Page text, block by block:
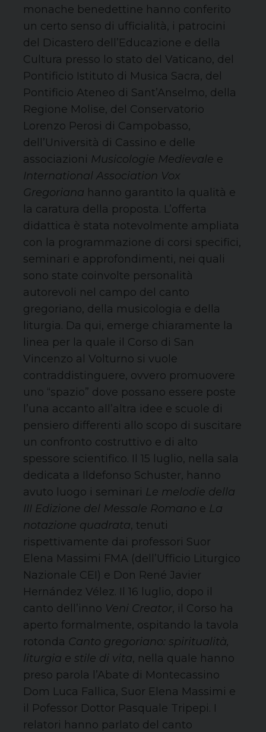
monache benedettine hanno conferito
un certo senso di ufficialità, i patrocini
del Dicastero dell’Educazione e della
Cultura presso lo stato del Vaticano, del
Pontificio Istituto di Musica Sacra, del
Pontificio Ateneo di Sant’Anselmo, della
Regione Molise, del Conservatorio
Lorenzo Perosi di Campobasso,
dell’Università di Cassino e delle
associazioni Musicologie Medievale e
International Association Vox
Gregoriana hanno garantito la qualità e
la caratura della proposta. L’offerta
didattica è stata notevolmente ampliata
con la programmazione di corsi specifici,
seminari e approfondimenti, nei quali
sono state coinvolte personalità
autorevoli nel campo del canto
gregoriano, della musicologia e della
liturgia. Da qui, emerge chiaramente la
linea per la quale il Corso di San
Vincenzo al Volturno si vuole
contraddistinguere, ovvero promuovere
uno “spazio” dove possano essere poste
l’una accanto all’altra idee e scuole di
pensiero differenti allo scopo di suscitare
un confronto costruttivo e di alto
spessore scientifico. Il 15 luglio, nella sala
dedicata a Ildefonso Schuster, hanno
avuto luogo i seminari Le melodie della
III Edizione del Messale Romano e La
notazione quadrata, tenuti
rispettivamente dai professori Suor
Elena Massimi FMA (dell’Ufficio Liturgico
Nazionale CEI) e Don René Javier
Hernández Vélez. Il 16 luglio, dopo il
canto dell’inno Veni Creator, il Corso ha
aperto formalmente, ospitando la tavola
rotonda Canto gregoriano: spiritualità,
liturgia e stile di vita, nella quale hanno
preso parola l’Abate di Montecassino
Dom Luca Fallica, Suor Elena Massimi e
il Pofessor Dottor Pasquale Tripepi. I
relatori hanno parlato del canto